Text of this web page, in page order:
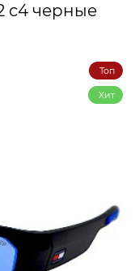
c4 черные
Топ
Хит